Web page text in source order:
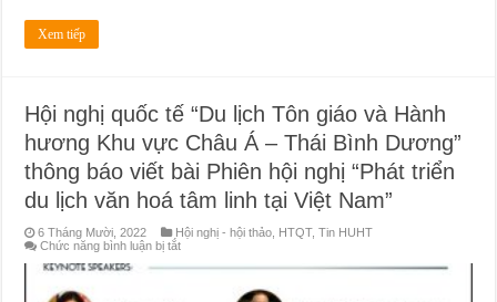
Xem tiếp
Hội nghị quốc tế “Du lịch Tôn giáo và Hành
hương Khu vực Châu Á – Thái Bình Dương”
thông báo viết bài Phiên hội nghị “Phát triển
du lịch văn hoá tâm linh tại Việt Nam”
6 Tháng Mười, 2022 Hội nghị - hội thảo HTQT,Tin HUHT
Chức năng bình luận bị tắtở
nghị